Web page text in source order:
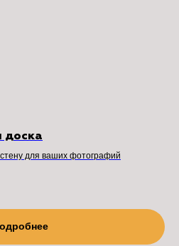
доска
для ваших фотографий